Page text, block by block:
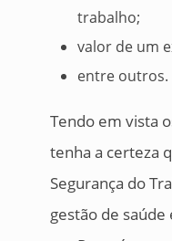
trabalho;
valor de um
entre outros.
Tendo em vista
tenha a certeza
Segurança do
gestão de